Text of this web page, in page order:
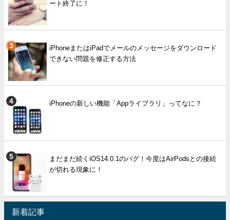
ート終了に！
iPhoneまたはiPadでメールのメッセージをダウンロード
できない問題を修正する方法
iPhoneの新しい機能「Appライブラリ」ってなに？
まだまだ続くiOS14.0.1のバグ！今度はAirPodsとの接続
が切れる現象に！
新着記事